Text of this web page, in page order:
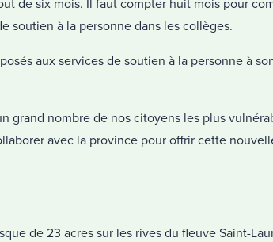
de six mois. Il faut compter huit mois pour
soutien à la personne dans les collèges.
aux services de soutien à la personne à
grand nombre de nos citoyens les plus
avec la province pour offrir cette
de 23 acres sur les rives du fleuve Saint-